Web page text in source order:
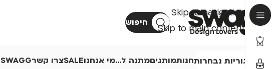
Skip to navigation
Skip to main content
חיפוש
קטגוריות נבחרותחנותמותגיםמתנה ל…מי אנחנוSALEצרו קשרSWAGG לעסקים